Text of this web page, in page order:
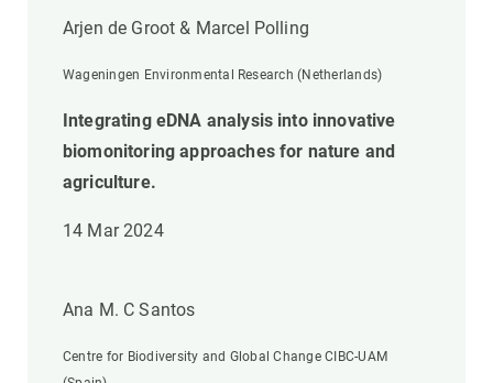
Arjen de Groot & Marcel Polling
Wageningen Environmental Research (Netherlands)
Integrating eDNA analysis into innovative
biomonitoring approaches for nature and
agriculture.
14 Mar 2024
Ana M. C Santos
Centre for Biodiversity and Global Change CIBC-UAM